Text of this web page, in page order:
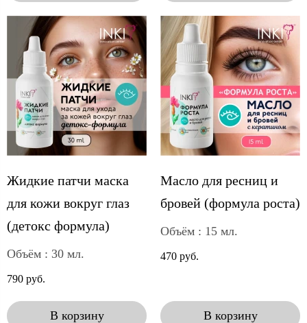
Жидкие патчи маска
для кожи вокруг глаз
(детокс формула)
Объём : 30 мл.
790 руб.
В корзину
Масло для ресниц и
бровей (формула роста)
Объём : 15 мл.
470 руб.
В корзину